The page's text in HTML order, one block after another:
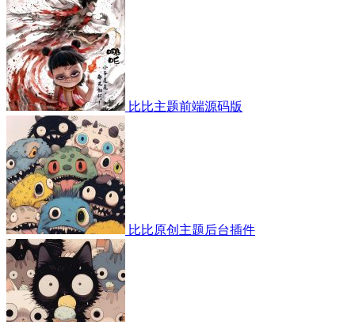
比比主题前端源码版
比比原创主题后台插件